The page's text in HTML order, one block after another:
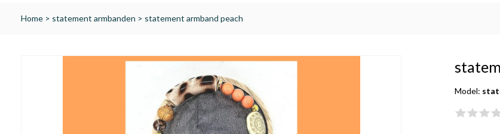
Home > statement armbanden > statement armband peach
Model: